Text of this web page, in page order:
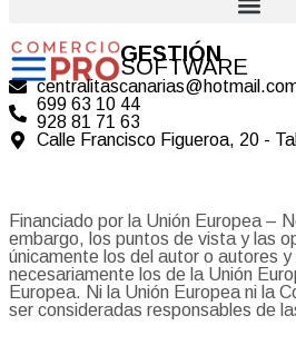
GESTIÓN
SOFTWARE
699 63 10 44
928 81 71 63
Calle Francisco Figueroa, 20 -
Financiado por la Unión Europea –
embargo, los puntos de vista y las
únicamente los del autor o autores y
necesariamente los de la Unión
Europea. Ni la Unión Europea ni la
ser consideradas responsables de